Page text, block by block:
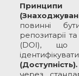
повинні
репозитарії
(DOI), що
(Доступність).
через